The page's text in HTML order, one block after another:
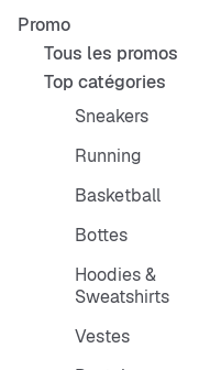
Promo
Tous les promos
Top catégories
Sneakers
Running
Basketball
Bottes
Hoodies &
Sweatshirts
Vestes